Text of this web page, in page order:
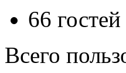
66 гостей
Всего